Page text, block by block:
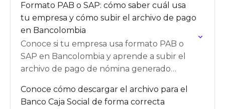
Formato PAB o SAP: cómo saber cuál usa
tu empresa y cómo subir el archivo de pago
en Bancolombia
Conoce si tu empresa usa formato PAB o
SAP en Bancolombia y aprende a subir el
archivo de pago de nómina generado
Conoce cómo descargar el archivo para el
Banco Caja Social de forma correcta